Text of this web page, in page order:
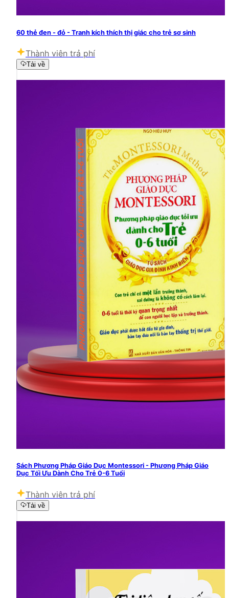
60 thẻ đen - đỏ - Tranh kích thích thị giác cho trẻ sơ sinh
Thành viên trả phí
Tải về
Sách Phương Pháp Giáo Dục Montessori - Phương Pháp Giáo
Dục Tối Ưu Dành Cho Trẻ 0-6 Tuổi
Thành viên trả phí
Tải về